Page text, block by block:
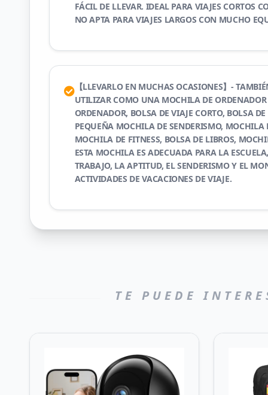
FÁCIL DE LLEVAR. IDEAL PARA VIAJES CORTOS
NO APTA PARA VIAJES LARGOS CON MUCHO
【LLEVARLO EN MUCHAS OCASIONES】-
UTILIZAR COMO UNA MOCHILA DE
ORDENADOR, BOLSA DE VIAJE CORTO, BOLSA
PEQUEÑA MOCHILA DE SENDERISMO, MOCHILA
MOCHILA DE FITNESS, BOLSA DE LIBROS,
ESTA MOCHILA ES ADECUADA PARA LA
TRABAJO, LA APTITUD, EL SENDERISMO Y EL
ACTIVIDADES DE VACACIONES DE VIAJE.
TE PUEDE